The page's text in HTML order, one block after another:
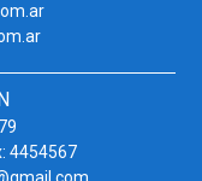
4454567